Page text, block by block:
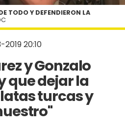
2019 20:10
y Gonzalo
que dejar la
turcas y
TODO Y DEFENDIERON LA